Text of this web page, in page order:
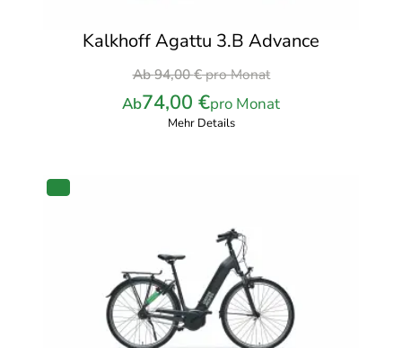
Kalkhoff Agattu 3.B Advance
Ab94,00€pro Monat
Ursprünglicher
Preis
war:
Ab74,00 €pro Monat
Mehr Details
PRODUKT